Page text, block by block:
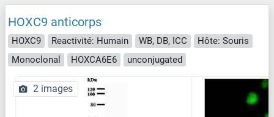
HOXC9 anticorps
HOXC9 Reactivité: Humain WB, DB, ICC
Hôte: Souris
Monoclonal
HOXCA6E6 unconjugated
2 images